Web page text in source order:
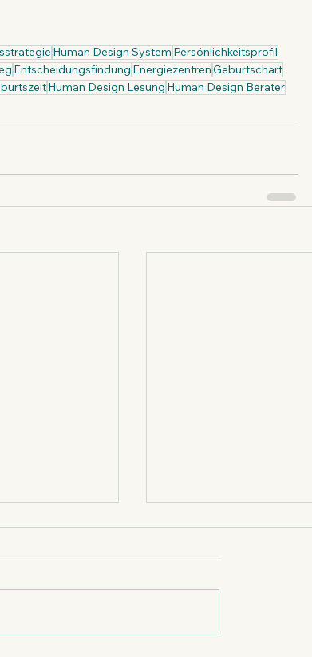
Human Design System Persönlichkeitsprofil
Entscheidungsfindung EnergiezentrenGeburtschart
Human Design Lesung Human Design Berater